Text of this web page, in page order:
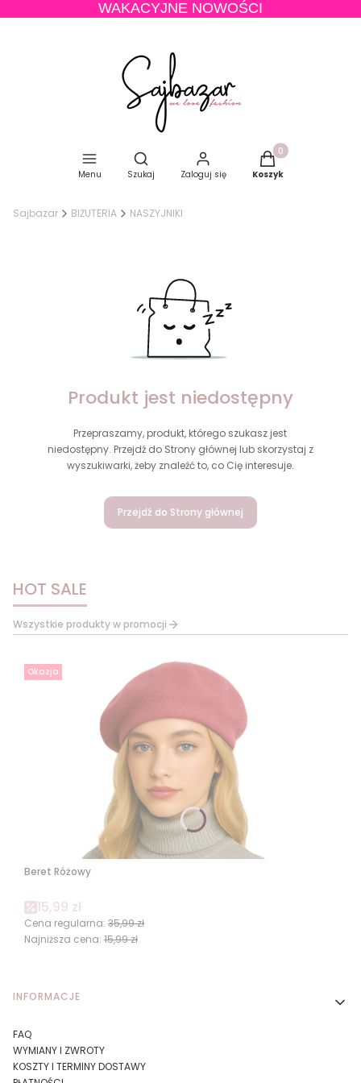
WAKACYJNE NOWOŚCI
Menu
Otwórz wyszukiwarkę
Szukaj Zaloguj się
Produkty w
Koszyk
Sajbazar BIŻUTERIA NASZYJNIKI
Produkt jest niedostępny
Przepraszamy, produkt, którego szukasz jest
niedostępny. Przejdź do Strony głównej lub skorzystaj z
wyszukiwarki, żeby znaleźć to, co Cię interesuje.
Przejdź do Strony głównej
HOT SALE
Wszystkie produkty w promocji
Okazja
Beret Różowy
Cena promocyjna
15,99 zł
Cena regularna: 35,99 zł
Najniższa cena: 15,99 zł
Linki w stopce
INFORMACJE
FAQ
WYMIANY I ZWROTY
KOSZTY I TERMINY DOSTAWY